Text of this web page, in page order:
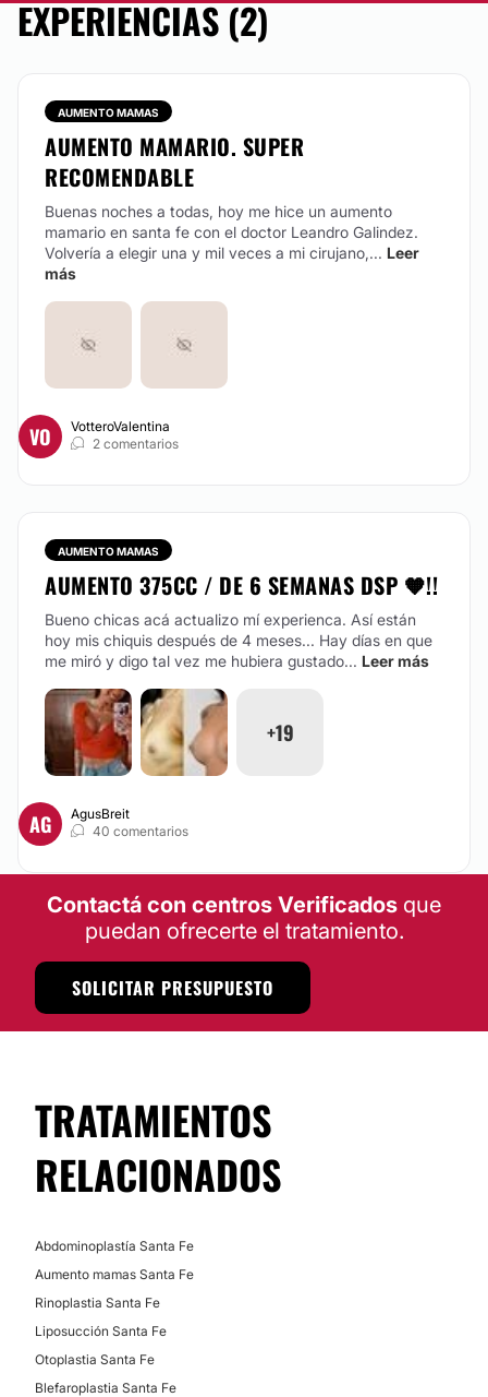
EXPERIENCIAS (2)
AUMENTO MAMAS
AUMENTO MAMARIO. SUPER
RECOMENDABLE
Buenas noches a todas, hoy me hice un aumento
mamario en santa fe con el doctor Leandro Galindez.
Volvería a elegir una y mil veces a mi cirujano,... Leer
más
VO
VotteroValentina
2 comentarios
AUMENTO MAMAS
AUMENTO 375CC / DE 6 SEMANAS DSP 🧡!!
Bueno chicas acá actualizo mí experienca. Así están
hoy mis chiquis después de 4 meses... Hay días en que
me miró y digo tal vez me hubiera gustado... Leer más
+19
AG
AgusBreit
40 comentarios
Contactá con centros Verificados que
puedan ofrecerte el tratamiento.
SOLICITAR PRESUPUESTO
TRATAMIENTOS
RELACIONADOS
Abdominoplastía Santa Fe
Aumento mamas Santa Fe
Rinoplastia Santa Fe
Liposucción Santa Fe
Otoplastia Santa Fe
Blefaroplastia Santa Fe